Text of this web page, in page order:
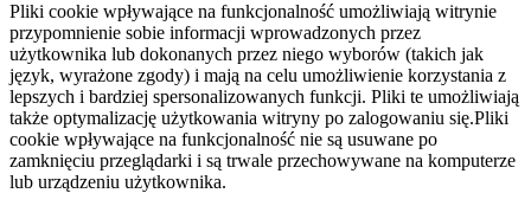
Pliki cookie wpływające na funkcjonalność umożliwiają witrynie
przypomnienie sobie informacji wprowadzonych przez
użytkownika lub dokonanych przez niego wyborów (takich jak
język, wyrażone zgody) i mają na celu umożliwienie korzystania z
lepszych i bardziej spersonalizowanych funkcji. Pliki te umożliwiają
także optymalizację użytkowania witryny po zalogowaniu się.Pliki
cookie wpływające na funkcjonalność nie są usuwane po
zamknięciu przeglądarki i są trwale przechowywane na komputerze
lub urządzeniu użytkownika.